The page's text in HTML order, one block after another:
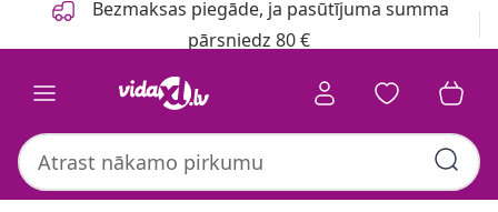
Bezmaksas piegāde, ja pasūtījuma summa
pārsniedz 80 €